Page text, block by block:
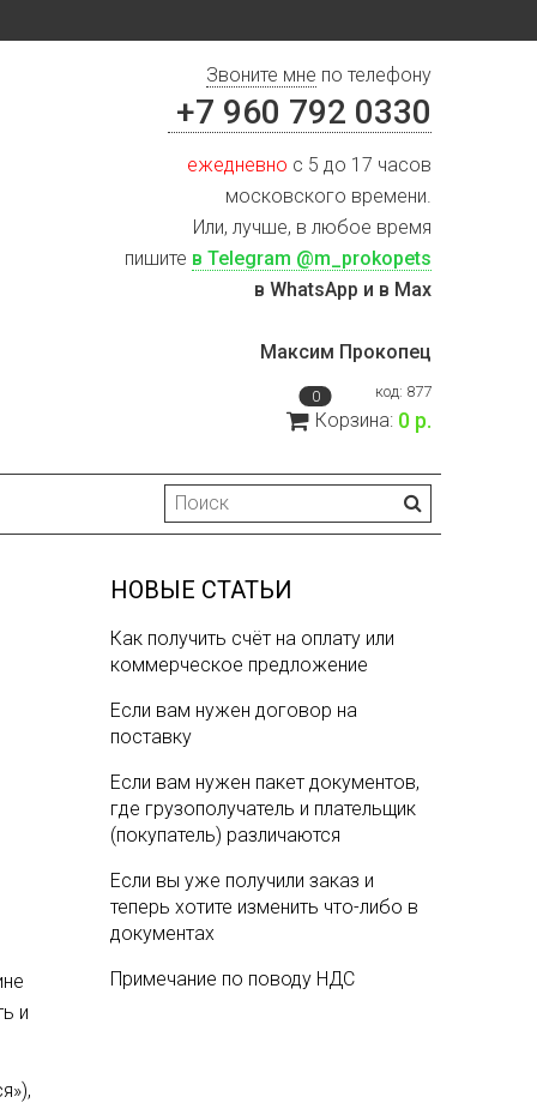
Звоните мне по телефону
+7 960 792 0330
ежедневно с 5 до 17 часов
московского времени.
Или, лучше, в любое время
пишите в Telegram @m_prokopets
в WhatsApp и в Max
Максим Прокопец
код: 877
0
Корзина: 0 р.
НОВЫЕ СТАТЬИ
Как получить счёт на оплату или
коммерческое предложение
Если вам нужен договор на
поставку
Если вам нужен пакет документов,
где грузополучатель и плательщик
(покупатель) различаются
Если вы уже получили заказ и
теперь хотите изменить что-либо в
документах
Примечание по поводу НДС
и